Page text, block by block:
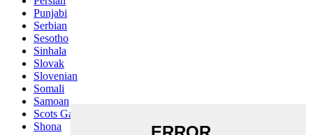
Punjabi
Serbian
Sesotho
Sinhala
Slovak
Slovenian
Somali
Samoan
Scots Gaelic
Shona